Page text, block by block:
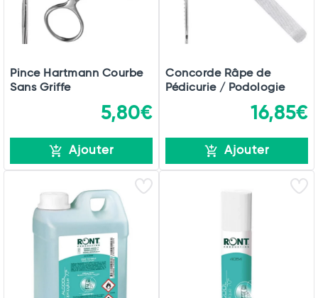
Pince Hartmann Courbe
Sans Griffe
5,80€
Ajouter
Concorde Râpe de
Pédicurie / Podologie
16,85€
Ajouter